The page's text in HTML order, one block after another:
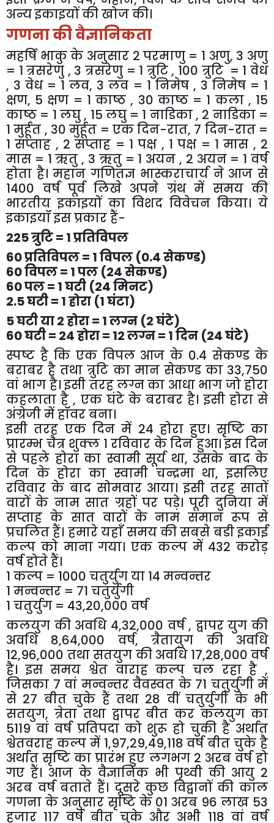
अन्य इकाइयों की खोज की।
गणना की वैज्ञानिकता
महर्षि भाकु के अनुसार 2 परमाणु = 1 अणु, 3 अणु
= 1 त्रसरेणु , 3 त्रसरेणु = 1 त्रुटि , 100 त्रुटि = 1 वेध
, 3 वेध = 1 लव, 3 लव = 1 निमेष , 3 निमेष = 1
क्षण, 5 क्षण = 1 काष्ठ , 30 काष्ठ = 1 कला , 15
काष्ठ = 1 लघु , 15 लघु = 1 नाडिका , 2 नाडिका =
1 मुर्हूत , 30 मुर्हूत = एक दिन-रात, 7 दिन-रात =
1 सप्ताह , 2 सप्ताह = 1 पक्ष , 1 पक्ष = 1 मास , 2
मास = 1 ऋतु , 3 ऋतु = 1 अयन , 2 अयन = 1 वर्ष
होता है। महान गणितज्ञ भास्कराचार्य ने आज से
1400 वर्ष पूर्व लिखे अपने ग्रंथ में समय की
भारतीय इकाइयों का विशद विवेचन किया। ये
इकाइयॉ इस प्रकार हैं-
225 त्रुटि = 1 प्रतिविपल
60 प्रतिविपल = 1 विपल (0.4 सेकण्ड)
60 विपल = 1 पल (24 सेकण्ड)
60 पल = 1 घटी (24 मिनट)
2.5 घटी = 1 होरा (1 घंटा)
5 घटी या 2 होरा = 1 लग्न (2 घंटे)
60 घटी = 24 होरा = 12 लग्न = 1 दिन (24 घंटे)
स्पष्ट है कि एक विपल आज के 0.4 सेकण्ड के
बराबर है तथा त्रुटि का मान सेकण्ड का 33,750
वां भाग है। इसी तरह लग्न का आधा भाग जो होरा
कहलाता है , एक घंटे के बराबर है। इसी होरा से
अंग्रेजी में हॉवर बना।
इसी तरह एक दिन में 24 होरा हुए। सृष्टि का
प्रारम्भ चैत्र शुक्ल 1 रविवार के दिन हुआ। इस दिन
से पहले होरा का स्वामी सूर्य था, उसके बाद के
दिन के होरा का स्वामी चन्द्रमा था, इसलिए
रविवार के बाद सोमवार आया। इसी तरह सातों
वारों के नाम सात ग्रहों पर पड़े। पूरी दुनिया में
सप्ताह के सात वारों के नाम समान रूप से
प्रचलित हैं। हमारे यहाँ समय की सबसे बडी इकाई
कल्प को माना गया। एक कल्प में 432 करोड़
वर्ष होते हैं।
1 कल्प = 1000 चतुर्युग या 14 मन्वन्तर
1 मन्वन्तर = 71 चतुर्युगी
1 चतुर्युग = 43,20,000 वर्ष
कलयुग की अवधि 4,32,000 वर्ष , द्वापर युग की
अवधि 8,64,000 वर्ष, त्रैतायुग की अवधि
12,96,000 तथा सतयुग की अवधि 17,28,000 वर्ष
है। इस समय श्वेत वाराह कल्प चल रहा है ,
जिसका 7 वां मन्वन्तर वैवस्वत के 71 चतुर्युगी में
से 27 बीत चुके हैं तथा 28 वीं चतुर्युगी के भी
सतयुग, त्रेता तथा द्वापर बीत कर कलयुग का
5119 वां वर्ष प्रतिपदा को शुरू हो चुकी है अर्थात
श्वेतवराह कल्प में 1,97,29,49,118 वर्ष बीत चुके है
अर्थात सृष्टि का प्रारंभ हुए लगभग 2 अरब वर्ष हो
गए हैं। आज के वैज्ञानिक भी पृथ्वी की आयु 2
अरब वर्ष बताते हैं। दूसरे कुछ विद्वानों की काल
गणना के अनुसार सृष्टि के 01 अरब 96 लाख 53
हजार 117 वर्ष बीत चुके और अभी 118 वां वर्ष